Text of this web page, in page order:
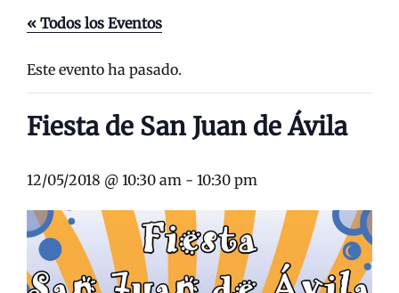
« Todos los Eventos
Este evento ha pasado.
Fiesta de San Juan de Ávila
12/05/2018 @ 10:30 am - 10:30 pm